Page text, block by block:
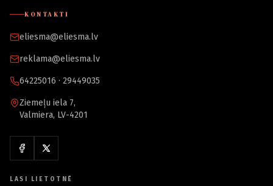
KONTAKTI
eliesma@eliesma.lv
reklama@eliesma.lv
64225016 · 29449035
Ziemeļu iela 7,
Valmiera, LV-4201
LASI LIETOTNĒ